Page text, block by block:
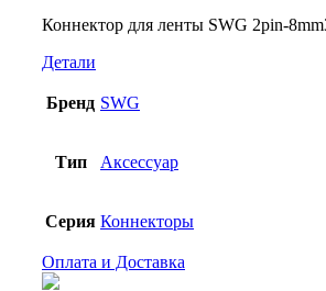
Коннектор для ленты SWG 2pin-
Детали
Бренд SWG
Тип Аксессуар
Серия Коннекторы
Оплата и Доставка